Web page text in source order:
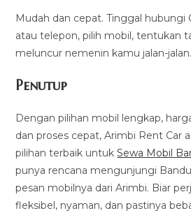
Mudah dan cepat. Tinggal hubungi
atau telepon, pilih mobil, tentukan
meluncur nemenin kamu jalan-jalan.
Penutup
Dengan pilihan mobil lengkap,
dan proses cepat, Arimbi Rent Car
pilihan terbaik untukSewa Mobil
punya rencana mengunjungi
pesan mobilnya dari Arimbi. Biar
fleksibel, nyaman, dan pastinya